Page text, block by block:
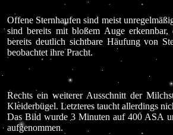
Offene Sternhaufen sind meist
sind bereits mit bloßem Auge
bereits deutlich sichtbare Häufung von
beobachtet ihre Pracht.
Rechts ein weiterer Ausschnitt der
Kleiderbügel. Letzteres taucht allerdings
Das Bild wurde 3 Minuten auf 400 ASA
aufgenommen.